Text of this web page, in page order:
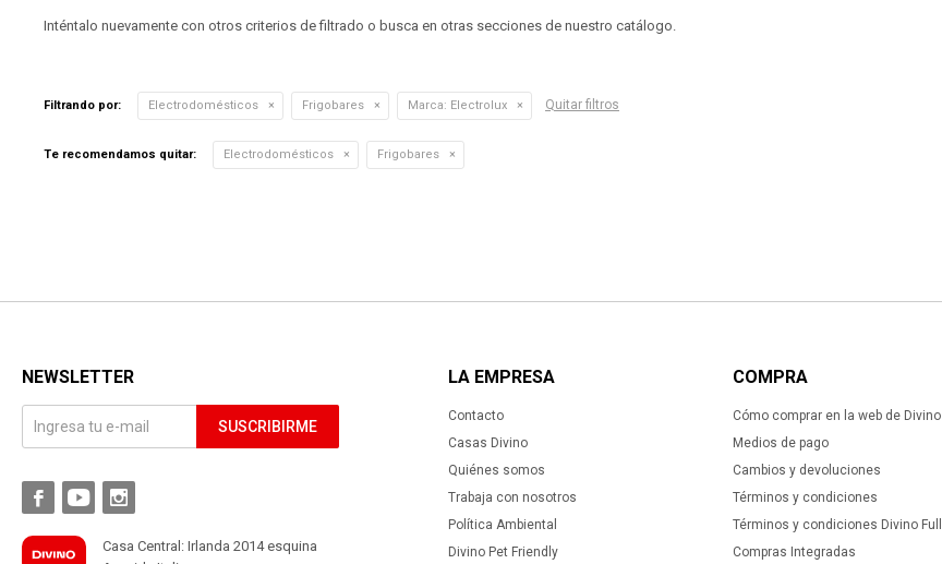
Inténtalo nuevamente con otros criterios de filtrado o busca en otras secciones de nuestro catálogo.
Filtrando por: Electrodomésticos Frigobares Marca: Electrolux Quitar filtros
Te recomendamos quitar: Electrodomésticos Frigobares
LA EMPRESA
Contacto
Casas Divino
Quiénes somos
Trabaja con nosotros
Política Ambiental
Divino Pet Friendly
COMPRA
Cómo comprar en la web de Divino
Medios de pago
Cambios y devoluciones
Términos y condiciones
Términos y condiciones Divino Full
Compras Integradas
NEWSLETTER
SUSCRIBIRME
  
Casa Central: Irlanda 2014 esquina